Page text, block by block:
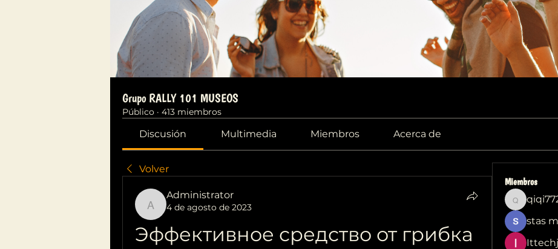
Grupo RALLY 101 MUSEOS
Público · 413 miembros
Discusión Multimedia Miembros Acerca de
Volver
Administrator
Administrator
4 de agosto de 2023
Эффективное средство от грибка
Miembros
qiqi77246
stas